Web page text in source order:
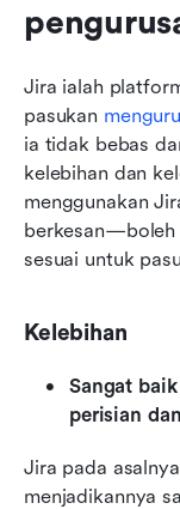
Jira ialah
pasukan
ia tidak bebas
kelebihan dan
menggunakan
berkesan—boleh
sesuai untuk
Kelebihan
Sangat
perisian
Jira pada
menjadikannya